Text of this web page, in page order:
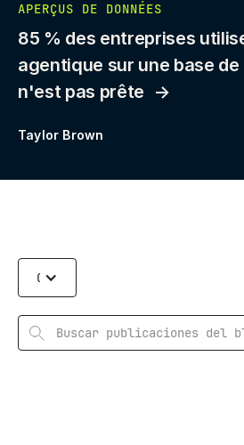
APERÇUS DE DONNÉES
85 % des entreprises
agentique sur une base
n'est pas prête
Taylor Brown
Categories
Rechercher